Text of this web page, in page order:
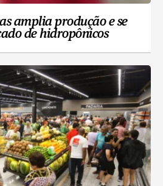
amplia produção e se
de hidropônicos